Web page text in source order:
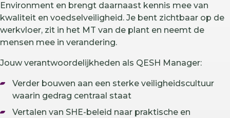
Environment en brengt daarnaast kennis mee van
kwaliteit en voedselveiligheid. Je bent zichtbaar op de
werkvloer, zit in het MT van de plant en neemt de
mensen mee in verandering.
Jouw verantwoordelijkheden als QESH Manager:
Verder bouwen aan een sterke veiligheidscultuur
waarin gedrag centraal staat
Vertalen van SHE-beleid naar praktische en